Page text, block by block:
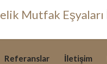
Referanslar İletişim